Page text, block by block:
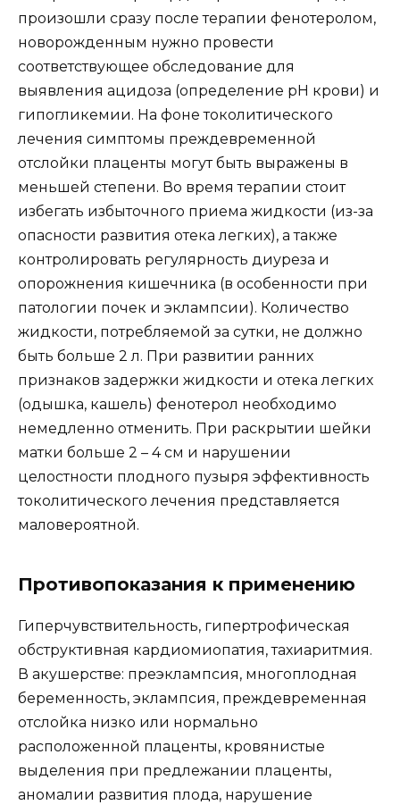
произошли сразу после терапии фенотеролом,
новорожденным нужно провести
соответствующее обследование для
выявления ацидоза (определение pH крови) и
гипогликемии. На фоне токолитического
лечения симптомы преждевременной
отслойки плаценты могут быть выражены в
меньшей степени. Во время терапии стоит
избегать избыточного приема жидкости (из-за
опасности развития отека легких), а также
контролировать регулярность диуреза и
опорожнения кишечника (в особенности при
патологии почек и эклампсии). Количество
жидкости, потребляемой за сутки, не должно
быть больше 2 л. При развитии ранних
признаков задержки жидкости и отека легких
(одышка, кашель) фенотерол необходимо
немедленно отменить. При раскрытии шейки
матки больше 2 – 4 см и нарушении
целостности плодного пузыря эффективность
токолитического лечения представляется
маловероятной.
Противопоказания к применению
Гиперчувствительность, гипертрофическая
обструктивная кардиомиопатия, тахиаритмия.
В акушерстве: преэклампсия, многоплодная
беременность, эклампсия, преждевременная
отслойка низко или нормально
расположенной плаценты, кровянистые
выделения при предлежании плаценты,
аномалии развития плода, нарушение